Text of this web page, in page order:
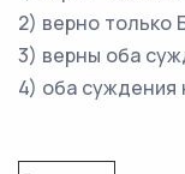
2) верно только
3) верны оба
4) оба суждения